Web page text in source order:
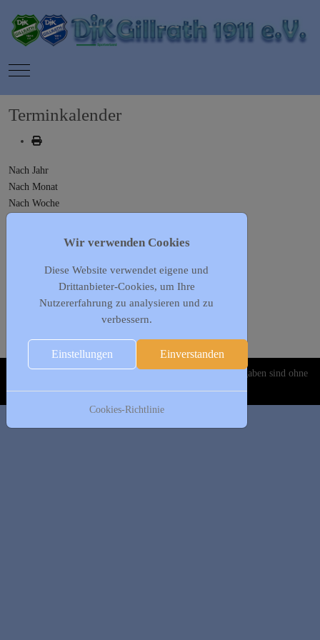
Mobile Menu Toggle
Terminkalender
Nach Jahr
Nach Monat
Nach Woche
Gehe zu Monat
Gehe zu Monat
Vorheriger Tag
Dienstag, 30. Juni 2026
Es wurden keine Events gefunden
Copyright © 2020-2026 DJK Gillrath 1911 e. V. Alle Angaben sind ohne
Gewähr!
Wir verwenden Cookies
Diese Website verwendet eigene und
Drittanbieter-Cookies, um Ihre
Nutzererfahrung zu analysieren und zu
verbessern.
Einstellungen Einverstanden
Cookies-Richtlinie